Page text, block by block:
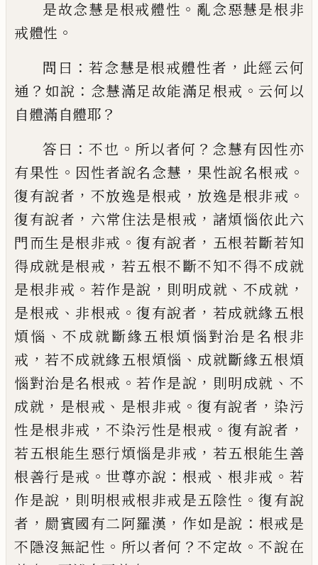
是故念慧是根戒體性 。 亂念惡慧是根非
戒體性 。
問曰 ：若念慧是根戒體性者 ， 此經云何
通 ？ 如說 ： 念慧滿足故能滿足根戒 。 云何以
自體滿自體耶 ？
答曰 ：不也 。 所以者何 ？ 念慧有因性亦
有果性 。 因性者說名念慧 ， 果性說名根戒 。
復有說者 ， 不放逸是根戒 ，放逸是根非戒 。
復有說者 ， 六常住法是根戒 ， 諸煩惱依此六
門而生是根非戒 。復有說者 ， 五根若斷若知
得成就是根戒 ， 若五根不斷不知不得不成就
是根非戒 。 若作是說 ， 則明成就 、 不成就 ，
是根戒 、 非根戒 。復有說者 ， 若成就緣五根
煩惱 、不成就斷緣五根煩惱對治是名根非
戒 ，若不成就緣五根煩惱 、 成就斷緣五根煩
惱對治是名根戒 。若作是說 ， 則明成就 、 不
成就 ， 是根戒 、 是根非戒 。復有說者 ， 染污
性是根非戒 ，不染污性是根戒 。復有說者 ，
若五根能生惡行煩惱是非戒 ， 若五根能生善
根善行是戒 。 世尊亦說 ： 根戒 、根非戒 。 若
作是說 ， 則明根戒根非戒是五陰性 。復有說
者 ， 罽賓國有二阿羅漢 ， 作如是說 ： 根戒是
不隱沒無記性 。 所以者何 ？不定故 。不說在